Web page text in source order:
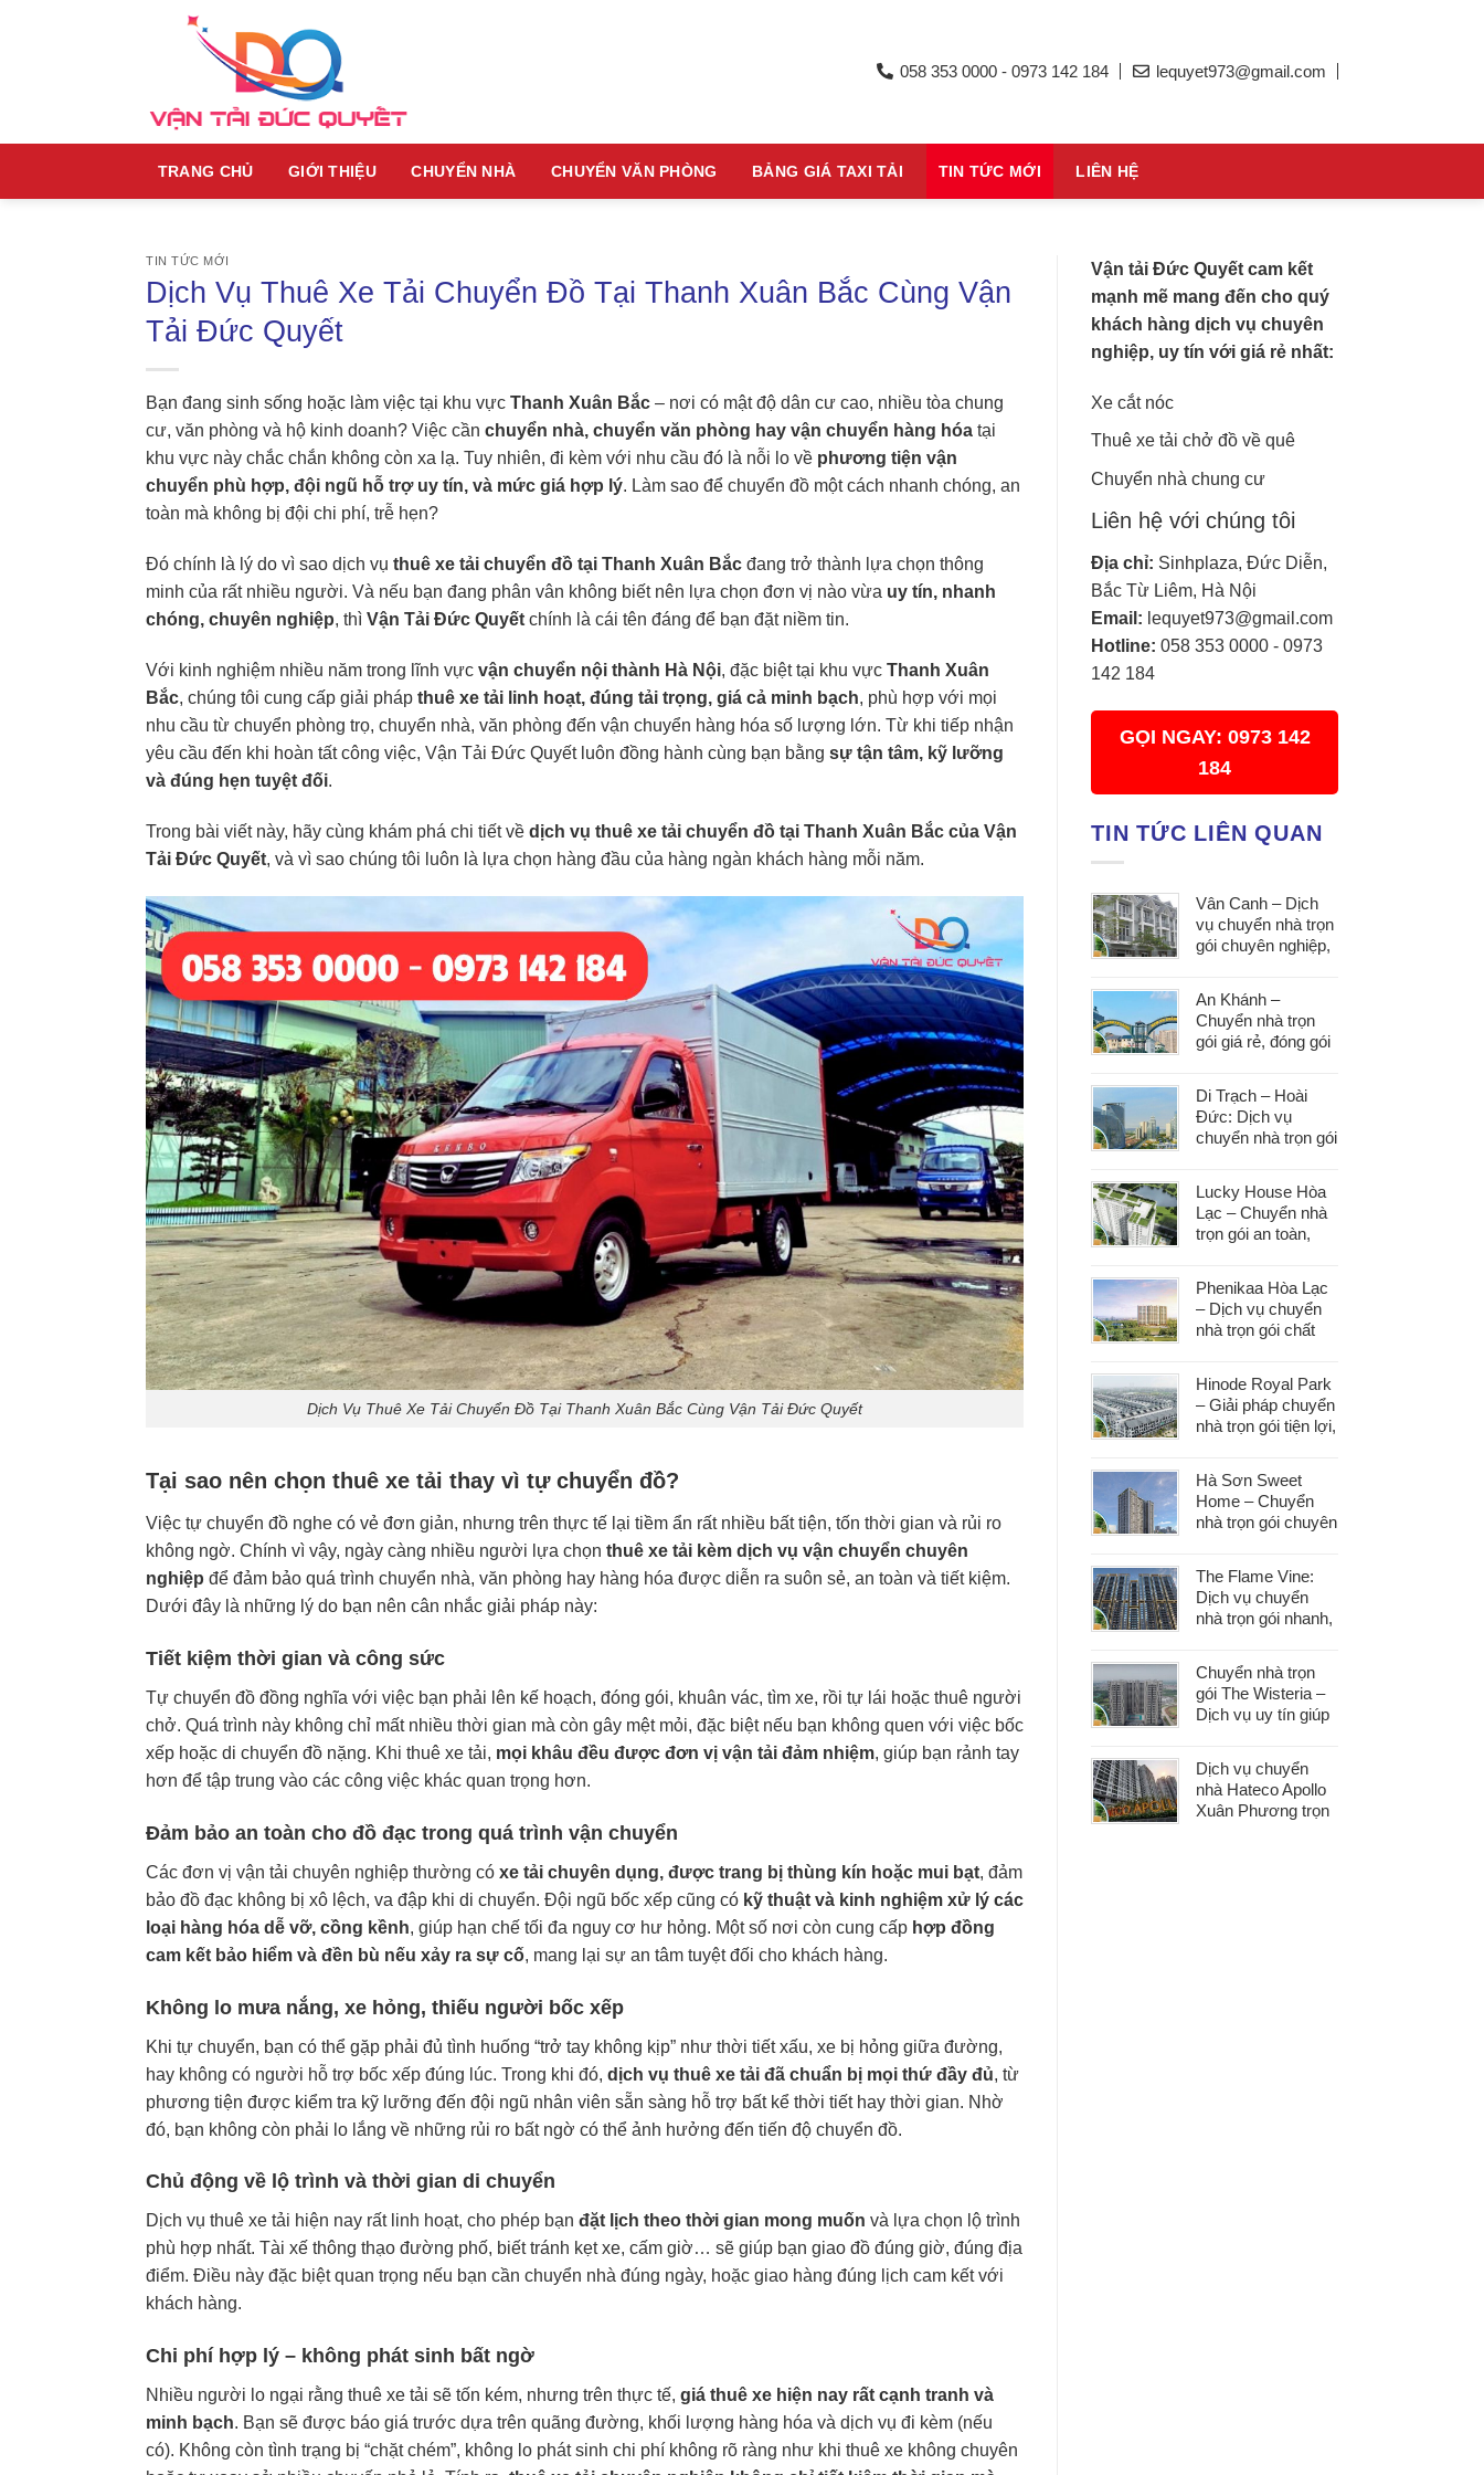
058 353 0000 - 0973 142 184 lequyet973@gmail.com
TRANG CHỦ GIỚI THIỆU CHUYỂN NHÀ CHUYỂN VĂN PHÒNG BẢNG GIÁ TAXI TẢI TIN TỨC MỚI LIÊN HỆ
TIN TỨC MỚI
Dịch Vụ Thuê Xe Tải Chuyển Đồ Tại Thanh Xuân Bắc Cùng Vận
Tải Đức Quyết
Bạn đang sinh sống hoặc làm việc tại khu vực Thanh Xuân Bắc – nơi có mật độ dân cư cao, nhiều tòa chung
cư, văn phòng và hộ kinh doanh? Việc cần chuyển nhà, chuyển văn phòng hay vận chuyển hàng hóa tại
khu vực này chắc chắn không còn xa lạ. Tuy nhiên, đi kèm với nhu cầu đó là nỗi lo về phương tiện vận
chuyển phù hợp, đội ngũ hỗ trợ uy tín, và mức giá hợp lý. Làm sao để chuyển đồ một cách nhanh chóng, an
toàn mà không bị đội chi phí, trễ hẹn?
Đó chính là lý do vì sao dịch vụ thuê xe tải chuyển đồ tại Thanh Xuân Bắc đang trở thành lựa chọn thông
minh của rất nhiều người. Và nếu bạn đang phân vân không biết nên lựa chọn đơn vị nào vừa uy tín, nhanh
chóng, chuyên nghiệp, thì Vận Tải Đức Quyết chính là cái tên đáng để bạn đặt niềm tin.
Với kinh nghiệm nhiều năm trong lĩnh vực vận chuyển nội thành Hà Nội, đặc biệt tại khu vực Thanh Xuân
Bắc, chúng tôi cung cấp giải pháp thuê xe tải linh hoạt, đúng tải trọng, giá cả minh bạch, phù hợp với mọi
nhu cầu từ chuyển phòng trọ, chuyển nhà, văn phòng đến vận chuyển hàng hóa số lượng lớn. Từ khi tiếp nhận
yêu cầu đến khi hoàn tất công việc, Vận Tải Đức Quyết luôn đồng hành cùng bạn bằng sự tận tâm, kỹ lưỡng
và đúng hẹn tuyệt đối.
Trong bài viết này, hãy cùng khám phá chi tiết về dịch vụ thuê xe tải chuyển đồ tại Thanh Xuân Bắc của Vận
Tải Đức Quyết, và vì sao chúng tôi luôn là lựa chọn hàng đầu của hàng ngàn khách hàng mỗi năm.
Dịch Vụ Thuê Xe Tải Chuyển Đồ Tại Thanh Xuân Bắc Cùng Vận Tải Đức Quyết
Tại sao nên chọn thuê xe tải thay vì tự chuyển đồ?
Việc tự chuyển đồ nghe có vẻ đơn giản, nhưng trên thực tế lại tiềm ẩn rất nhiều bất tiện, tốn thời gian và rủi ro
không ngờ. Chính vì vậy, ngày càng nhiều người lựa chọn thuê xe tải kèm dịch vụ vận chuyển chuyên
nghiệp để đảm bảo quá trình chuyển nhà, văn phòng hay hàng hóa được diễn ra suôn sẻ, an toàn và tiết kiệm.
Dưới đây là những lý do bạn nên cân nhắc giải pháp này:
Tiết kiệm thời gian và công sức
Tự chuyển đồ đồng nghĩa với việc bạn phải lên kế hoạch, đóng gói, khuân vác, tìm xe, rồi tự lái hoặc thuê người
chở. Quá trình này không chỉ mất nhiều thời gian mà còn gây mệt mỏi, đặc biệt nếu bạn không quen với việc bốc
xếp hoặc di chuyển đồ nặng. Khi thuê xe tải, mọi khâu đều được đơn vị vận tải đảm nhiệm, giúp bạn rảnh tay
hơn để tập trung vào các công việc khác quan trọng hơn.
Đảm bảo an toàn cho đồ đạc trong quá trình vận chuyển
Các đơn vị vận tải chuyên nghiệp thường có xe tải chuyên dụng, được trang bị thùng kín hoặc mui bạt, đảm
bảo đồ đạc không bị xô lệch, va đập khi di chuyển. Đội ngũ bốc xếp cũng có kỹ thuật và kinh nghiệm xử lý các
loại hàng hóa dễ vỡ, cồng kềnh, giúp hạn chế tối đa nguy cơ hư hỏng. Một số nơi còn cung cấp hợp đồng
cam kết bảo hiểm và đền bù nếu xảy ra sự cố, mang lại sự an tâm tuyệt đối cho khách hàng.
Không lo mưa nắng, xe hỏng, thiếu người bốc xếp
Khi tự chuyển, bạn có thể gặp phải đủ tình huống “trở tay không kịp” như thời tiết xấu, xe bị hỏng giữa đường,
hay không có người hỗ trợ bốc xếp đúng lúc. Trong khi đó, dịch vụ thuê xe tải đã chuẩn bị mọi thứ đầy đủ, từ
phương tiện được kiểm tra kỹ lưỡng đến đội ngũ nhân viên sẵn sàng hỗ trợ bất kể thời tiết hay thời gian. Nhờ
đó, bạn không còn phải lo lắng về những rủi ro bất ngờ có thể ảnh hưởng đến tiến độ chuyển đồ.
Chủ động về lộ trình và thời gian di chuyển
Dịch vụ thuê xe tải hiện nay rất linh hoạt, cho phép bạn đặt lịch theo thời gian mong muốn và lựa chọn lộ trình
phù hợp nhất. Tài xế thông thạo đường phố, biết tránh kẹt xe, cấm giờ… sẽ giúp bạn giao đồ đúng giờ, đúng địa
điểm. Điều này đặc biệt quan trọng nếu bạn cần chuyển nhà đúng ngày, hoặc giao hàng đúng lịch cam kết với
khách hàng.
Chi phí hợp lý – không phát sinh bất ngờ
Nhiều người lo ngại rằng thuê xe tải sẽ tốn kém, nhưng trên thực tế, giá thuê xe hiện nay rất cạnh tranh và
minh bạch. Bạn sẽ được báo giá trước dựa trên quãng đường, khối lượng hàng hóa và dịch vụ đi kèm (nếu
có). Không còn tình trạng bị “chặt chém”, không lo phát sinh chi phí không rõ ràng như khi thuê xe không chuyên
Vận tải Đức Quyết cam kết
mạnh mẽ mang đến cho quý
khách hàng dịch vụ chuyên
nghiệp, uy tín với giá rẻ nhất:
Xe cắt nóc
Thuê xe tải chở đồ về quê
Chuyển nhà chung cư
Liên hệ với chúng tôi
Địa chỉ: Sinhplaza, Đức Diễn,
Bắc Từ Liêm, Hà Nội
Email: lequyet973@gmail.com
Hotline: 058 353 0000 - 0973
142 184
GỌI NGAY: 0973 142
184
TIN TỨC LIÊN QUAN
Vân Canh – Dịch
vụ chuyển nhà trọn
gói chuyên nghiệp,
An Khánh –
Chuyển nhà trọn
gói giá rẻ, đóng gói
Di Trạch – Hoài
Đức: Dịch vụ
chuyển nhà trọn gói
dọn
Lucky House Hòa
Lạc – Chuyển nhà
trọn gói an toàn,
Phenikaa Hòa Lạc
– Dịch vụ chuyển
nhà trọn gói chất
Hinode Royal Park
– Giải pháp chuyển
nhà trọn gói tiện lợi,
Hà Sơn Sweet
Home – Chuyển
nhà trọn gói chuyên
khâu
The Flame Vine:
Dịch vụ chuyển
nhà trọn gói nhanh,
Chuyển nhà trọn
gói The Wisteria –
Dịch vụ uy tín giúp
phát sinh
Dịch vụ chuyển
nhà Hateco Apollo
Xuân Phương trọn